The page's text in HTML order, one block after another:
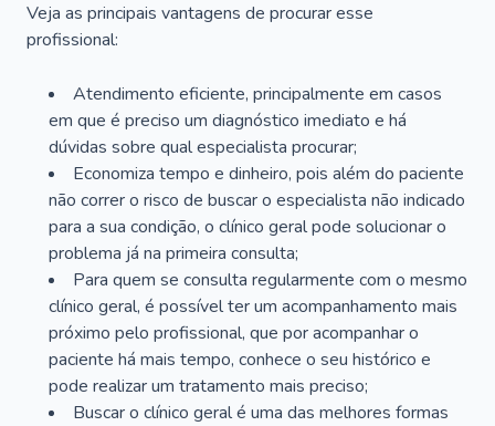
Veja as principais vantagens de procurar esse
profissional:
Atendimento eficiente, principalmente em casos
em que é preciso um diagnóstico imediato e há
dúvidas sobre qual especialista procurar;
Economiza tempo e dinheiro, pois além do paciente
não correr o risco de buscar o especialista não indicado
para a sua condição, o clínico geral pode solucionar o
problema já na primeira consulta;
Para quem se consulta regularmente com o mesmo
clínico geral, é possível ter um acompanhamento mais
próximo pelo profissional, que por acompanhar o
paciente há mais tempo, conhece o seu histórico e
pode realizar um tratamento mais preciso;
Buscar o clínico geral é uma das melhores formas